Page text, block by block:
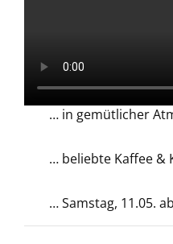
… in gemütlicher
… beliebte Kaffee &
… Samstag, 11.05.